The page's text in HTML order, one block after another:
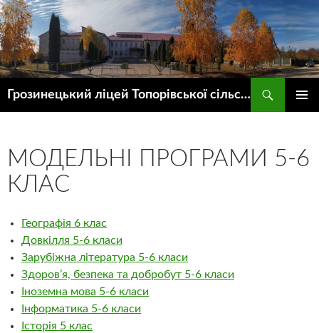
Грозинецький ліцей Топорівської сільської ради
МОДЕЛЬНІ ПРОГРАМИ 5-6
КЛАС
Географія 6 клас
Довкілля 5-6 класи
Зарубіжна література 5-6 класи
Здоров’я, безпека та добробут 5-6 класи
Іноземна мова 5-6 класи
Інформатика 5-6 класи
Історія 5 клас